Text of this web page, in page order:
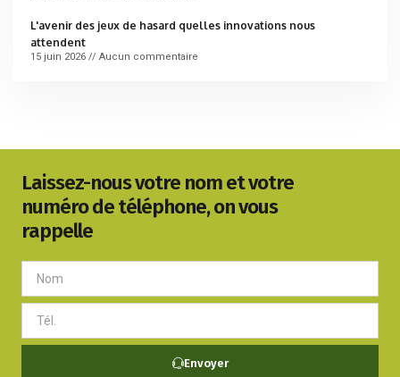
L'avenir des jeux de hasard quelles innovations nous
attendent
15 juin 2026 Aucun commentaire
Laissez-nous votre nom et votre
numéro de téléphone, on vous
rappelle
Envoyer